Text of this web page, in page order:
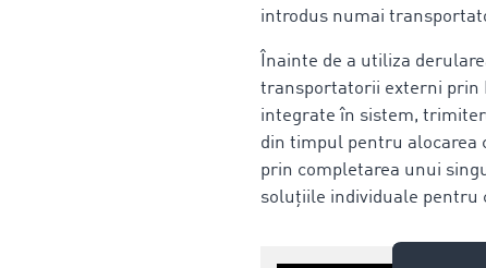
introdus numai
Înainte de a utiliza
transportatorii externi prin
integrate în sistem,
din timpul pentru alocarea
prin completarea unui
soluțiile individuale pentru